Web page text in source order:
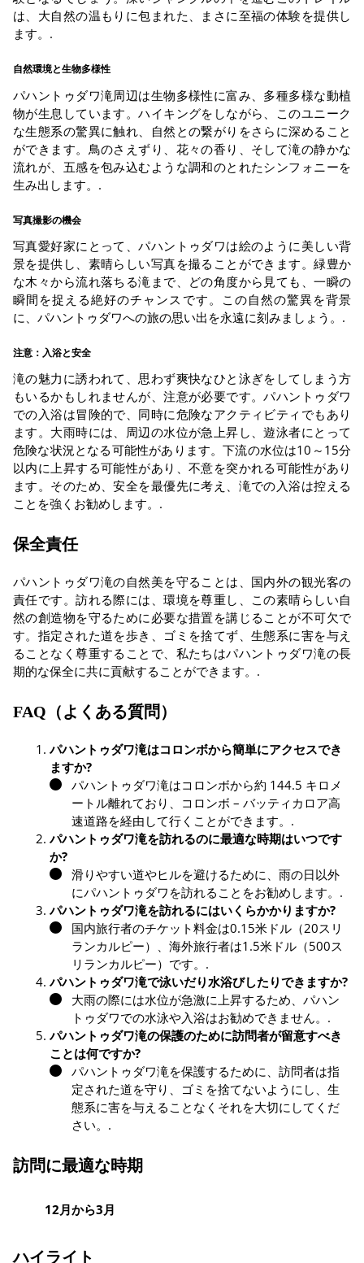
は、大自然の温もりに包まれた、まさに至福の体験を提供し
ます。.
自然環境と生物多様性
パハントゥダワ滝周辺は生物多様性に富み、多種多様な動植
物が生息しています。ハイキングをしながら、このユニーク
な生態系の驚異に触れ、自然との繋がりをさらに深めること
ができます。鳥のさえずり、花々の香り、そして滝の静かな
流れが、五感を包み込むような調和のとれたシンフォニーを
生み出します。.
写真撮影の機会
写真愛好家にとって、パハントゥダワは絵のように美しい背
景を提供し、素晴らしい写真を撮ることができます。緑豊か
な木々から流れ落ちる滝まで、どの角度から見ても、一瞬の
瞬間を捉える絶好のチャンスです。この自然の驚異を背景
に、パハントゥダワへの旅の思い出を永遠に刻みましょう。.
注意：入浴と安全
滝の魅力に誘われて、思わず爽快なひと泳ぎをしてしまう方
もいるかもしれませんが、注意が必要です。パハントゥダワ
での入浴は冒険的で、同時に危険なアクティビティでもあり
ます。大雨時には、周辺の水位が急上昇し、遊泳者にとって
危険な状況となる可能性があります。下流の水位は10～15分
以内に上昇する可能性があり、不意を突かれる可能性があり
ます。そのため、安全を最優先に考え、滝での入浴は控える
ことを強くお勧めします。.
保全責任
パハントゥダワ滝の自然美を守ることは、国内外の観光客の
責任です。訪れる際には、環境を尊重し、この素晴らしい自
然の創造物を守るために必要な措置を講じることが不可欠で
す。指定された道を歩き、ゴミを捨てず、生態系に害を与え
ることなく尊重することで、私たちはパハントゥダワ滝の長
期的な保全に共に貢献することができます。.
FAQ（よくある質問）
パハントゥダワ滝はコロンボから簡単にアクセスでき
ますか?
パハントゥダワ滝はコロンボから約 144.5 キロメ
ートル離れており、コロンボ – バッティカロア高
速道路を経由して行くことができます。.
パハントゥダワ滝を訪れるのに最適な時期はいつです
か?
滑りやすい道やヒルを避けるために、雨の日以外
にパハントゥダワを訪れることをお勧めします。.
パハントゥダワ滝を訪れるにはいくらかかりますか?
国内旅行者のチケット料金は0.15米ドル（20スリ
ランカルピー）、海外旅行者は1.5米ドル（500ス
リランカルピー）です。.
パハントゥダワ滝で泳いだり水浴びしたりできますか?
大雨の際には水位が急激に上昇するため、パハン
トゥダワでの水泳や入浴はお勧めできません。.
パハントゥダワ滝の保護のために訪問者が留意すべき
ことは何ですか?
パハントゥダワ滝を保護するために、訪問者は指
定された道を守り、ゴミを捨てないようにし、生
態系に害を与えることなくそれを大切にしてくだ
さい。.
訪問に最適な時期
12月から3月
ハイライト